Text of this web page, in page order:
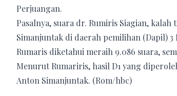
Perjuangan.
Pasalnya, suara dr. Rumiris Siagian,
Simanjuntak di daerah pemilihan (Dapil) 3
Rumaris diketahui meraih 9.086 suara,
Menurut Rumariris, hasil D1 yang
Anton Simanjuntak. (Rom/hbc)